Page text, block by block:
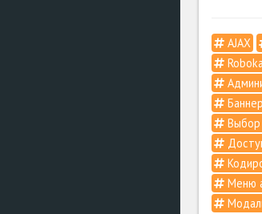
AJAX
Выбор
Меню